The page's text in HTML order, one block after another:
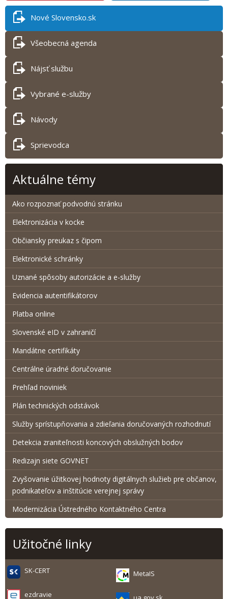
Nové Slovensko.sk
Všeobecná agenda
Nájsť službu
Vybrané e-služby
Návody
Sprievodca
Aktuálne témy
Ako rozpoznať podvodnú stránku
Elektronizácia v kocke
Občiansky preukaz s čipom
Elektronické schránky
Uznané spôsoby autorizácie a e-služby
Evidencia autentifikátorov
Platba online
Slovenské eID v zahraničí
Mandátne certifikáty
Centrálne úradné doručovanie
Prehľad noviniek
Plán technických odstávok
Služby sprístupňovania a zdieľania doručovaných rozhodnutí
Detekcia zraniteľnosti koncových obslužných bodov
Redizajn siete GOVNET
Zvyšovanie úžitkovej hodnoty digitálnych služieb pre občanov,
podnikateľov a inštitúcie verejnej správy
Modernizácia Ústredného Kontaktného Centra
Užitočné linky
SK-CERT MetaIS
ezdravie